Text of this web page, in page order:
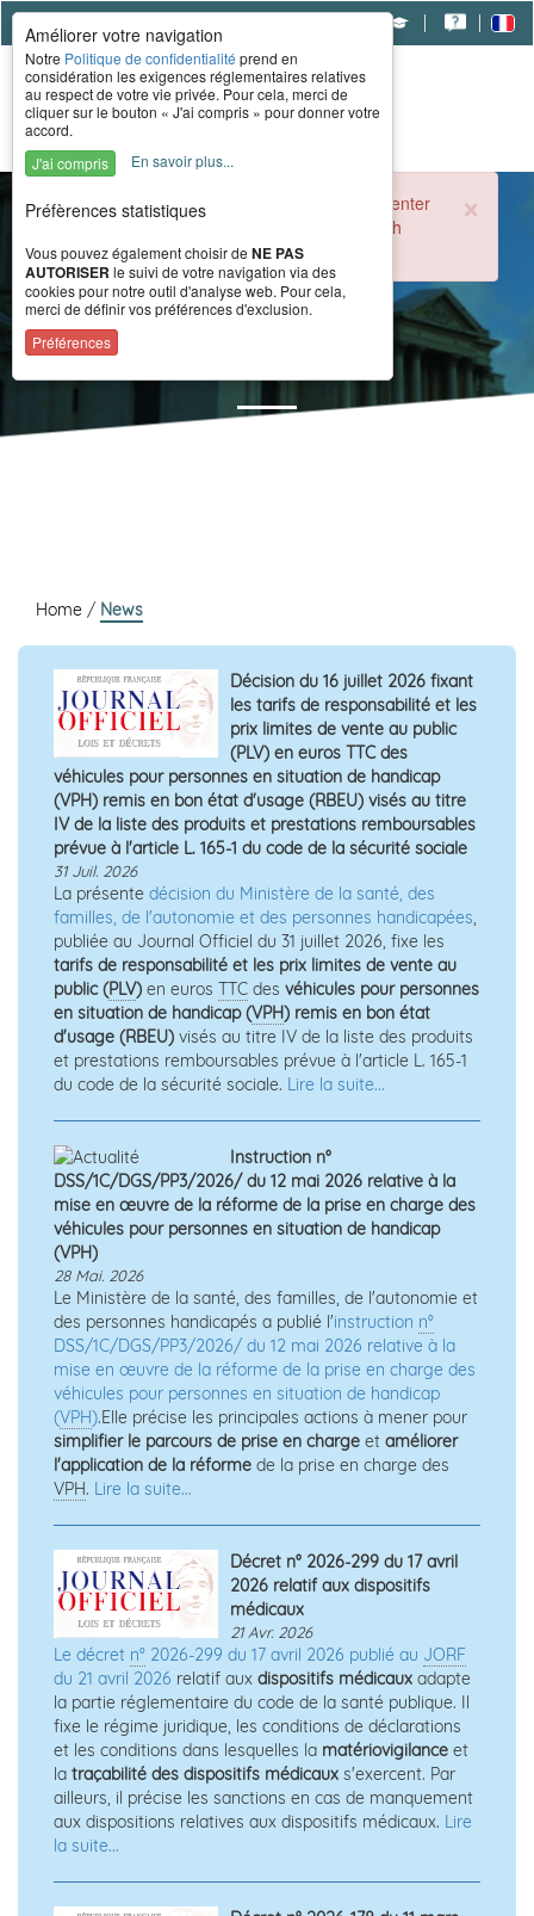
×
During the summer period, the CERAH call center
is open from 8 a.m. to 4 p.m. Monday through
Friday.
Home / News
Décision du 16 juillet 2026 fixant
les tarifs de responsabilité et les
prix limites de vente au public
(PLV) en euros TTC des
véhicules pour personnes en situation de handicap
(VPH) remis en bon état d'usage (RBEU) visés au titre
IV de la liste des produits et prestations remboursables
prévue à l'article L. 165-1 du code de la sécurité sociale
31 Juil. 2026
La présente décision du Ministère de la santé, des
familles, de l'autonomie et des personnes handicapées,
publiée au Journal Officiel du 31 juillet 2026, fixe les
tarifs de responsabilité et les prix limites de vente au
public (PLV) en euros TTC des véhicules pour personnes
en situation de handicap (VPH) remis en bon état
d'usage (RBEU) visés au titre IV de la liste des produits
et prestations remboursables prévue à l'article L. 165-1
du code de la sécurité sociale. Lire la suite...
Instruction n°
DSS/1C/DGS/PP3/2026/ du 12 mai 2026 relative à la
mise en œuvre de la réforme de la prise en charge des
véhicules pour personnes en situation de handicap
(VPH)
28 Mai. 2026
Le Ministère de la santé, des familles, de l'autonomie et
des personnes handicapés a publié l'instruction n°
DSS/1C/DGS/PP3/2026/ du 12 mai 2026 relative à la
mise en œuvre de la réforme de la prise en charge des
véhicules pour personnes en situation de handicap
(VPH).Elle précise les principales actions à mener pour
simplifier le parcours de prise en charge et améliorer
l'application de la réforme de la prise en charge des
VPH. Lire la suite...
Décret n° 2026-299 du 17 avril
2026 relatif aux dispositifs
médicaux
21 Avr. 2026
Le décret n° 2026-299 du 17 avril 2026 publié au JORF
du 21 avril 2026 relatif aux dispositifs médicaux adapte
la partie réglementaire du code de la santé publique. Il
fixe le régime juridique, les conditions de déclarations
et les conditions dans lesquelles la matériovigilance et
la traçabilité des dispositifs médicaux s'exercent. Par
ailleurs, il précise les sanctions en cas de manquement
aux dispositions relatives aux dispositifs médicaux. Lire
la suite...
Améliorer votre navigation
Notre Politique de confidentialité prend en
considération les exigences réglementaires relatives
au respect de votre vie privée. Pour cela, merci de
cliquer sur le bouton « J'ai compris » pour donner votre
accord.
J'ai compris
En savoir plus...
Préfèrences statistiques
Vous pouvez également choisir de NE PAS
AUTORISER le suivi de votre navigation via des
cookies pour notre outil d'analyse web. Pour cela,
merci de définir vos préférences d'exclusion.
Préférences